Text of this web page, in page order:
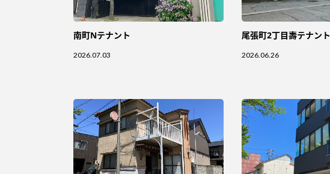
南町Nテナント
2026.07.03
尾張町2丁目壽テナント
2026.06.26